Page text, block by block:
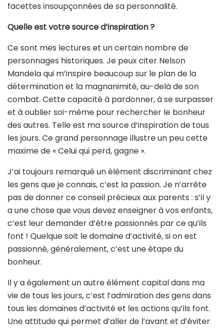
facettes insoupçonnées de sa personnalité.
Quelle est votre source d’inspiration ?
Ce sont mes lectures et un certain nombre de
personnages historiques. Je peux citer Nelson
Mandela qui m’inspire beaucoup sur le plan de la
détermination et la magnanimité, au-delà de son
combat. Cette capacité à pardonner, à se surpasser
et à oublier soi-même pour rechercher le bonheur
des autres. Telle est ma source d’inspiration de tous
les jours. Ce grand personnage illustre un peu cette
maxime de « Celui qui perd, gagne ».
J’ai toujours remarqué un élément discriminant chez
les gens que je connais, c’est la passion. Je n’arrête
pas de donner ce conseil précieux aux parents : s’il y
a une chose que vous devez enseigner à vos enfants,
c’est leur demander d’être passionnés par ce qu’ils
font ! Quelque soit le domaine d’activité, si on est
passionné, généralement, c’est une étape du
bonheur.
Il y a également un autre élément capital dans ma
vie de tous les jours, c’est l’admiration des gens dans
tous les domaines d’activité et les actions qu’ils font.
Une attitude qui permet d’aller de l’avant et d’éviter